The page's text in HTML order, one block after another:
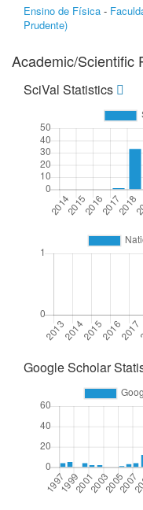
Ensino de Física -
Prudente)
Academic/Scientific
SciVal Statistics
Google Scholar